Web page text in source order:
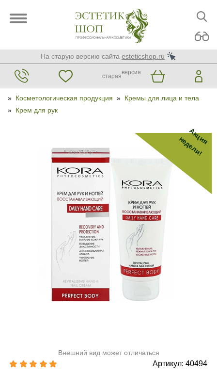
На старую версию сайта esteticshop.ru
старая
версия
» Косметологическая продукция » Кремы для лица и тела
» Крем для рук
Акция
недели!
Внешний вид может отличаться
Артикул: 40494